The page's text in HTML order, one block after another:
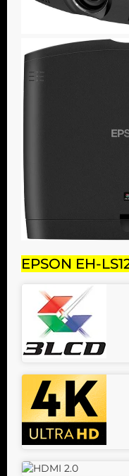
EPSON EH-